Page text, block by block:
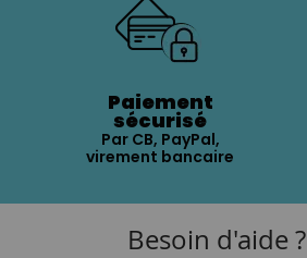
Paiement
sécurisé
Par CB, PayPal,
virement bancaire
Besoin d'aide ?